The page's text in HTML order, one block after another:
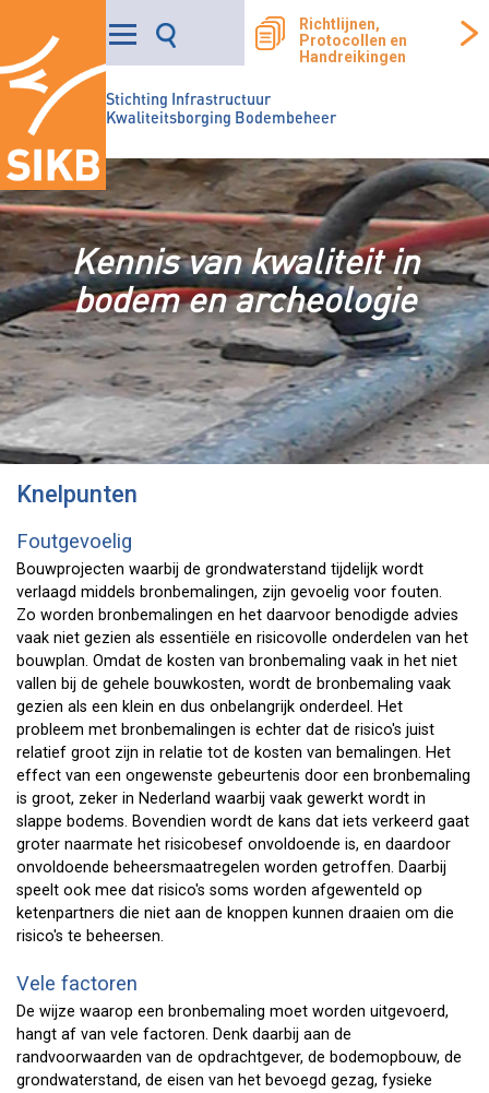
Stichting Infrastructuur
Kwaliteitsborging Bodembeheer
Richtlijnen,
Protocollen en
Handreikingen
Kennis van kwaliteit in
bodem en archeologie
Knelpunten
Foutgevoelig
Bouwprojecten waarbij de grondwaterstand tijdelijk wordt
verlaagd middels bronbemalingen, zijn gevoelig voor fouten.
Zo worden bronbemalingen en het daarvoor benodigde advies
vaak niet gezien als essentiële en risicovolle onderdelen van het
bouwplan. Omdat de kosten van bronbemaling vaak in het niet
vallen bij de gehele bouwkosten, wordt de bronbemaling vaak
gezien als een klein en dus onbelangrijk onderdeel. Het
probleem met bronbemalingen is echter dat de risico's juist
relatief groot zijn in relatie tot de kosten van bemalingen. Het
effect van een ongewenste gebeurtenis door een bronbemaling
is groot, zeker in Nederland waarbij vaak gewerkt wordt in
slappe bodems. Bovendien wordt de kans dat iets verkeerd gaat
groter naarmate het risicobesef onvoldoende is, en daardoor
onvoldoende beheersmaatregelen worden getroffen. Daarbij
speelt ook mee dat risico's soms worden afgewenteld op
ketenpartners die niet aan de knoppen kunnen draaien om die
risico's te beheersen.
Vele factoren
De wijze waarop een bronbemaling moet worden uitgevoerd,
hangt af van vele factoren. Denk daarbij aan de
randvoorwaarden van de opdrachtgever, de bodemopbouw, de
grondwaterstand, de eisen van het bevoegd gezag, fysieke